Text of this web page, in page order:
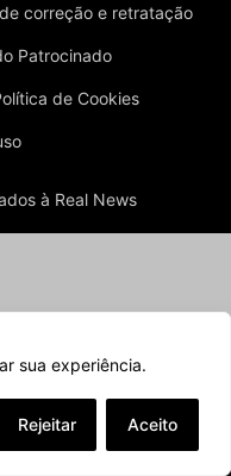
sua experiência.
Rejeitar Aceito
correção e retratação
Patrocinado
de Cookies
à Real News